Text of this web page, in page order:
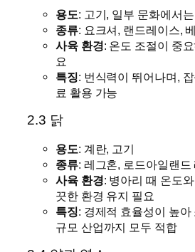
용도: 고기, 일부 문화에서
종류: 요크셔, 랜드레이스,
사육 환경: 온도 조절이 중
요
특징: 번식력이 뛰어나며,
료 활용 가능
2.3 닭
용도: 계란, 고기
종류: 레그혼, 로드아일랜드
사육 환경: 병아리 때 온도
끗한 환경 유지 필요
특징: 경제적 효율성이 높
규모 산업까지 모두 적합